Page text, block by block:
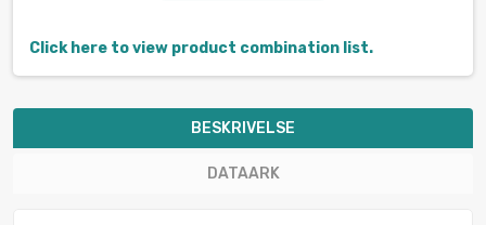
Click here to view product combination list.
BESKRIVELSE
DATAARK